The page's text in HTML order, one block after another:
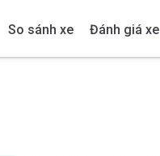
So sánh xe Đánh giá xe